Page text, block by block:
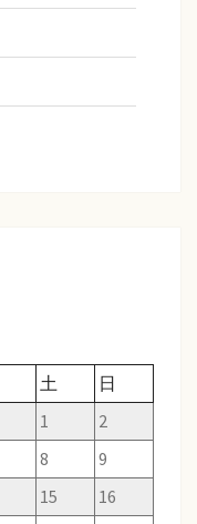
土
日
1
2
8
9
15
16